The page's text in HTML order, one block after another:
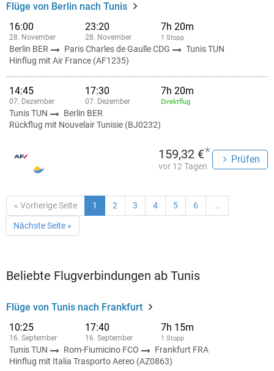
Flüge von Berlin nach Tunis
16:00
28. November
23:20
28. November
7h 20m
1 Stopp
Berlin BER Paris Charles de Gaulle CDG
Tunis TUN
Hinflug mit Air France (AF1235)
14:45
07. Dezember
17:30
07. Dezember
7h 20m
Direktflug
Tunis TUN
Berlin BER
Rückflug mit Nouvelair Tunisie (BJ0232)
159,32 €*
vor 12 Tagen
Prüfen
« Vorherige Seite 1 2 3 4 5 6 ...
Nächste Seite »
Beliebte Flugverbindungen ab Tunis
Flüge von Tunis nach Frankfurt
10:25
16. September
17:40
16. September
7h 15m
1 Stopp
Tunis TUN Rom-Fiumicino FCO
Frankfurt FRA
Hinflug mit Italia Trasporto Aereo (AZ0863)